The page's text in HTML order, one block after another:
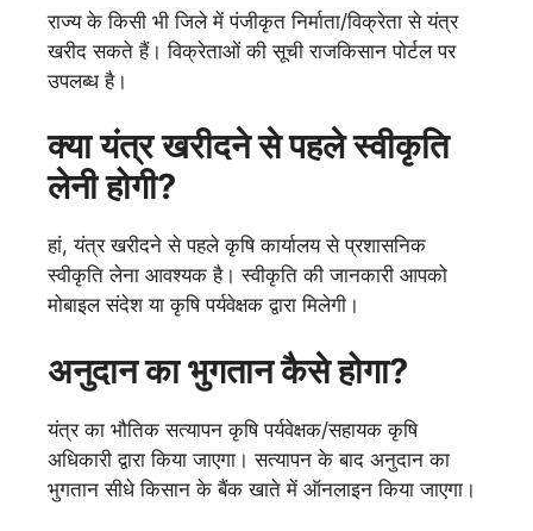
राज्य के किसी भी जिले में पंजीकृत निर्माता/विक्रेता से यंत्र
खरीद सकते हैं। विक्रेताओं की सूची राजकिसान पोर्टल पर
उपलब्ध है।
क्या यंत्र खरीदने से पहले स्वीकृति
लेनी होगी?
हां, यंत्र खरीदने से पहले कृषि कार्यालय से प्रशासनिक
स्वीकृति लेना आवश्यक है। स्वीकृति की जानकारी आपको
मोबाइल संदेश या कृषि पर्यवेक्षक द्वारा मिलेगी।
अनुदान का भुगतान कैसे होगा?
यंत्र का भौतिक सत्यापन कृषि पर्यवेक्षक/सहायक कृषि
अधिकारी द्वारा किया जाएगा। सत्यापन के बाद अनुदान का
भुगतान सीधे किसान के बैंक खाते में ऑनलाइन किया जाएगा।